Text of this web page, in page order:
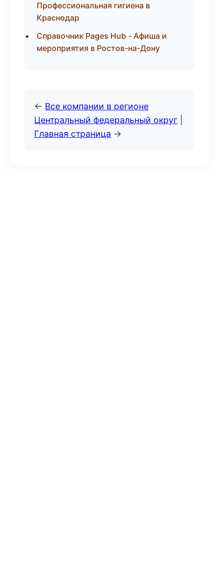
Профессиональная гигиена в
Краснодар
Справочник Pages Hub - Афиша и
мероприятия в Ростов-на-Дону
← Все компании в регионе
Центральный федеральный округ
Главная страница →